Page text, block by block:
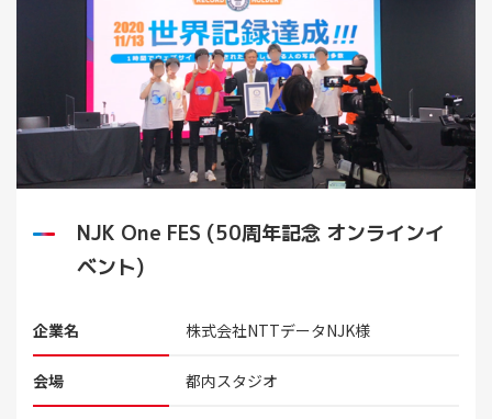
NJK One FES (50周年記念 オンラインイ
ベント)
企業名 株式会社NTTデータNJK様
会場 都内スタジオ